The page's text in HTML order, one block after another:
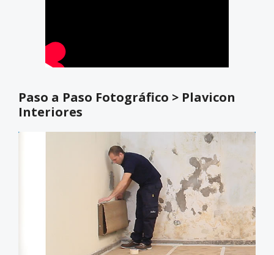
Paso a Paso Fotográfico > Plavicon
Interiores